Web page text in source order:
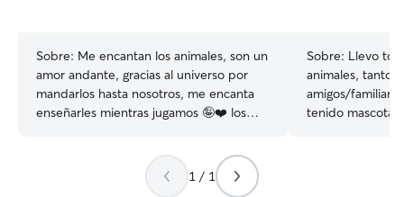
Sobre: Me encantan los animales, son un
amor andante, gracias al universo por
mandarlos hasta nosotros, me encanta
enseñarles mientras jugamos 🤪❤️ los
llenos de amor, llenos de vida, con total
seguridad de ellos mismos Les ofrezco
Sobre: Llevo
animales, tanto
amigos/
tenido
1 / 1